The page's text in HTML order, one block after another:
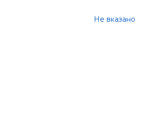
Не вказано